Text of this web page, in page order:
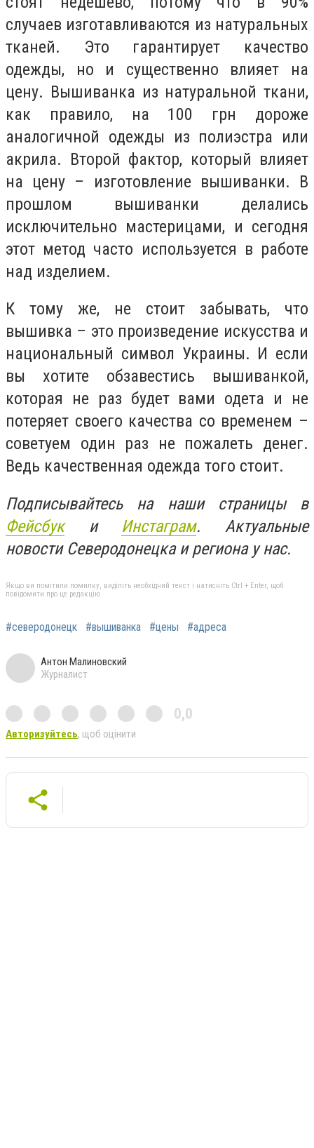
случаев изготавливаются из натуральных
тканей. Это гарантирует качество
одежды, но и существенно влияет на
цену. Вышиванка из натуральной ткани,
как правило, на 100 грн дороже
аналогичной одежды из полиэстра или
акрила. Второй фактор, который влияет
на цену – изготовление вышиванки. В
прошлом вышиванки делались
исключительно мастерицами, и сегодня
этот метод часто используется в работе
над изделием.
К тому же, не стоит забывать, что
вышивка – это произведение искусства и
национальный символ Украины. И если
вы хотите обзавестись вышиванкой,
которая не раз будет вами одета и не
потеряет своего качества со временем –
советуем один раз не пожалеть денег.
Ведь качественная одежда того стоит.
Подписывайтесь на наши страницы в
Фейсбуки Инстаграм. Актуальные
новости Северодонецка и региона у нас.
Якщо ви помітили помилку, виділіть необхідний текст і натисніть Ctrl + Enter, щоб
повідомити про це редакцію
#северодонецк #вышиванка #цены #адреса
Антон Малиновский
Журналист
0,0
Авторизуйтесь, щоб оцінити